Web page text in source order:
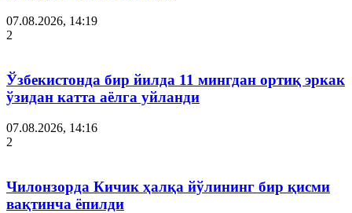
07.08.2026, 14:19
2
Ўзбекистонда бир йилда 11 мингдан ортиқ эркак
ўзидан катта аёлга уйланди
07.08.2026, 14:16
2
Чилонзорда Кичик ҳалқа йўлининг бир қисми
вақтинча ёпилди